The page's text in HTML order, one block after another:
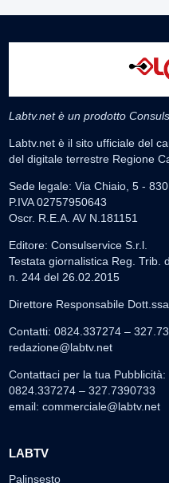
Labtv.net è un prodotto
Labtv.net è il sito ufficiale del
del digitale terrestre Regione
Sede legale: Via Chiaio, 5 -
P.IVA 02757950643
Oscr. R.E.A. AV N.181151
Editore: Consulservice S.r.l.
Testata giornalistica Reg. Trib.
n. 244 del 26.02.2015
Direttore Responsabile
Contatti: 0824.337274 –
redazione@labtv.net
Contattaci per la tua Pubblicità:
0824.337274 – 327.7390733
email: commerciale@labtv.net
LABTV
Palinsesto